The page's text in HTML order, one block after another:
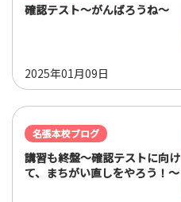
確認テスト～がんばろうね～
2025年01月09日
名張本校ブログ
講習も終盤～確認テストに向け
て、まちがい直しをやろう！～